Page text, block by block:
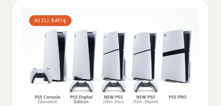
HIZLI SATIŞ